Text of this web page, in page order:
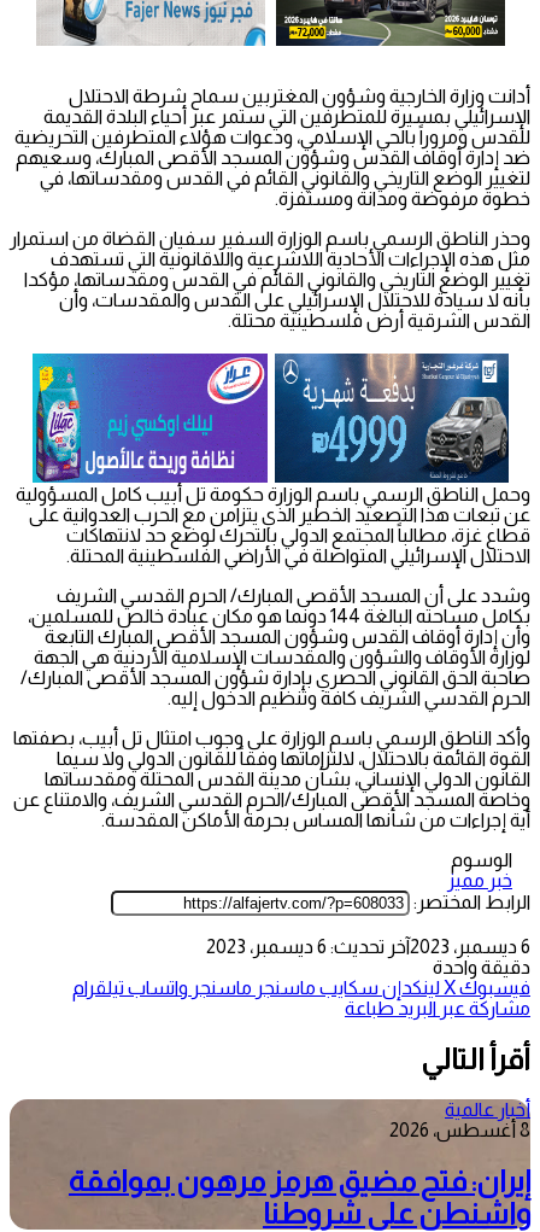
أدانت وزارة الخارجية وشؤون المغتربين سماح شرطة الاحتلال
الإسرائيلي بمسيرة للمتطرفين التي ستمر عبر أحياء البلدة القديمة
للقدس ومروراً بالحي الإسلامي، ودعوات هؤلاء المتطرفين التحريضية
ضد إدارة أوقاف القدس وشؤون المسجد الأقصى المبارك، وسعيهم
لتغيير الوضع التاريخي والقانوني القائم في القدس ومقدساتها، في
خطوة مرفوضة ومدانة ومستفزة.
وحذر الناطق الرسمي باسم الوزارة السفير سفيان القضاة من استمرار
مثل هذه الإجراءات الأحادية اللاشرعية واللاقانونية التي تستهدف
تغيير الوضع التاريخي والقانوني القائم في القدس ومقدساتها، مؤكدا
بأنه لا سيادة للاحتلال الإسرائيلي على القدس والمقدسات، وأن
القدس الشرقية أرض فلسطينية محتلة.
وحمل الناطق الرسمي باسم الوزارة حكومة تل أبيب كامل المسؤولية
عن تبعات هذا التصعيد الخطير الذي يتزامن مع الحرب العدوانية على
قطاع غزة، مطالباً المجتمع الدولي بالتحرك لوضع حد لانتهاكات
الاحتلال الإسرائيلي المتواصلة في الأراضي الفلسطينية المحتلة.
وشدد على أن المسجد الأقصى المبارك/ الحرم القدسي الشريف
بكامل مساحته البالغة 144 دونما هو مكان عبادة خالص للمسلمين،
وأن إدارة أوقاف القدس وشؤون المسجد الأقصى المبارك التابعة
لوزارة الأوقاف والشؤون والمقدسات الإسلامية الأردنية هي الجهة
صاحبة الحق القانوني الحصري بإدارة شؤون المسجد الأقصى المبارك/
الحرم القدسي الشريف كافة وتنظيم الدخول إليه.
وأكد الناطق الرسمي باسم الوزارة على وجوب امتثال تل أبيب، بصفتها
القوة القائمة بالاحتلال، لالتزاماتها وفقاً للقانون الدولي ولا سيما
القانون الدولي الإنساني، بشأن مدينة القدس المحتلة ومقدساتها
وخاصة المسجد الأقصى المبارك/الحرم القدسي الشريف، والامتناع عن
أية إجراءات من شأنها المساس بحرمة الأماكن المقدسة.
الوسوم
خبر مميز
الرابط المختصر:
6 ديسمبر، 2023
آخر تحديث: 6 ديسمبر، 2023
دقيقة واحدة
فيسبوك‫Xلينكدإن سكايب ماسنجر ماسنجر واتساب تيلقرام
مشاركة عبر البريد طباعة
أقرأ التالي
أخبار عالمية
8 أغسطس، 2026
إيران: فتح مضيق هرمز مرهون بموافقة
واشنطن على شروطنا